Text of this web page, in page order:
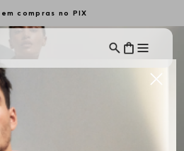
em compras no PIX